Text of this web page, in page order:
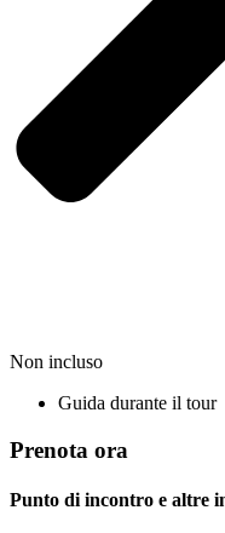
Non incluso
Guida durante il tour
Prenota ora
Punto di incontro e altre